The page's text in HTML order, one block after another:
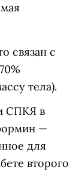
связан с
тела).
СПКЯ в
—
для
второго